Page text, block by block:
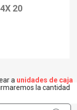
20
a unidades de caja
la cantidad